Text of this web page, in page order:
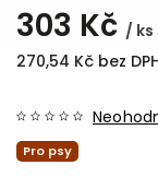
303 Kč / ks
270,54 Kč bez
Pro psy